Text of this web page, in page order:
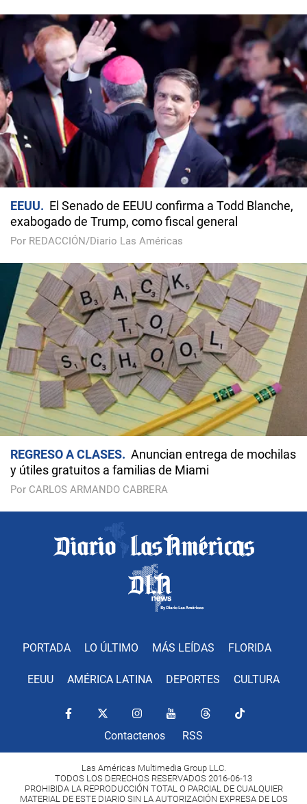
EEUU
El Senado de EEUU confirma a Todd Blanche,
exabogado de Trump, como fiscal general
Por REDACCIÓN/Diario Las Américas
REGRESO A CLASES
Anuncian entrega de mochilas
y útiles gratuitos a familias de Miami
Por CARLOS ARMANDO CABRERA
PORTADA LO ÚLTIMO MÁS LEÍDAS FLORIDA
EEUU AMÉRICA LATINA DEPORTES CULTURA
Contactenos RSS
Las Américas Multimedia Group LLC.
TODOS LOS DERECHOS RESERVADOS 2016-06-13
PROHIBIDA LA REPRODUCCIÓN TOTAL O PARCIAL DE CUALQUIER
MATERIAL DE ESTE DIARIO SIN LA AUTORIZACIÓN EXPRESA DE LOS